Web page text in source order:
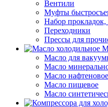
Вентили
Муфты
Набор прокладок,
Переходники
Прессы для
Масло для
Масло
Масло нафтеновое
Масло пищевое
Масло